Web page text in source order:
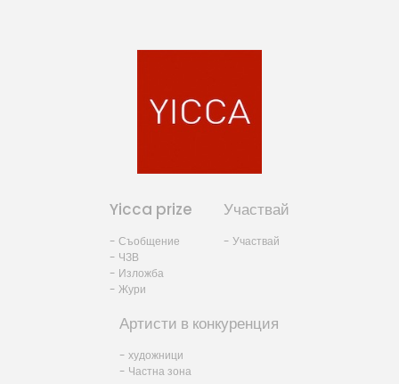
Yicca prize
- Съобщение
- ЧЗВ
- Изложба
- Жури
Участвай
- Участвай
Артисти в конкуренция
- художници
- Частна зона